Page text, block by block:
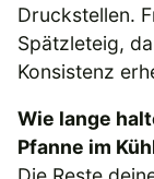
Druckstellen.
Spätzleteig,
Konsistenz
Wie lange
Pfanne im